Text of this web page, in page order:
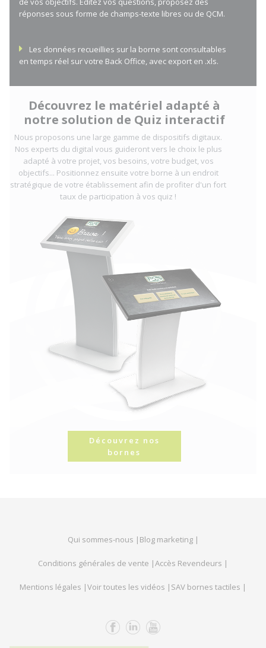
réponses sous forme de champs-texte libres ou de QCM.
Les données recueillies sur la borne sont consultables
en temps réel sur votre Back Office, avec export en .xls.
Découvrez le matériel adapté à
notre solution de Quiz interactif
Nous proposons une large gamme de dispositifs digitaux.
Nos experts du digital vous guideront vers le choix le plus
adapté à votre projet, vos besoins, votre budget, vos
objectifs... Positionnez ensuite votre borne à un endroit
stratégique de votre établissement afin de profiter d'un fort
taux de participation à vos quiz !
Découvrez nos
bornes
Qui sommes-nous | Blog marketing |
Conditions générales de vente |Accès Revendeurs |
Mentions légales |Voir toutes les vidéos | SAV bornes tactiles |